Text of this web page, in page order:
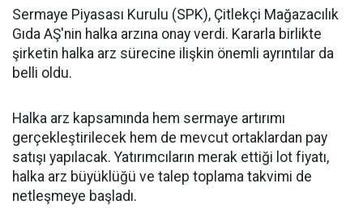
Sermaye Piyasası Kurulu (SPK), Çitlekçi Mağazacılık
Gıda AŞ'nin halka arzına onay verdi. Kararla birlikte
şirketin halka arz sürecine ilişkin önemli ayrıntılar da
belli oldu.
Halka arz kapsamında hem sermaye artırımı
gerçekleştirilecek hem de mevcut ortaklardan pay
satışı yapılacak. Yatırımcıların merak ettiği lot fiyatı,
halka arz büyüklüğü ve talep toplama takvimi de
netleşmeye başladı.